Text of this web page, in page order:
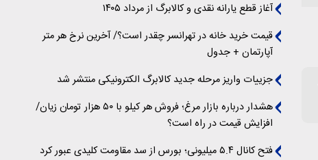
آغاز قطع یارانه نقدی و کالابرگ از مرداد ۱۴۰۵
قیمت خرید خانه در تهرانسر چقدر است؟/ آخرین نرخ هر متر
آپارتمان + جدول
جزییات واریز مرحله جدید کالابرگ الکترونیکی منتشر شد
هشدار درباره بازار مرغ؛ فروش هر کیلو با ۵۰ هزار تومان زیان/
افزایش قیمت در راه است؟
فتح کانال ۵.۴ میلیونی؛ بورس از سد مقاومت کلیدی عبور کرد